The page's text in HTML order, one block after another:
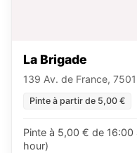
La Brigade
139 Av. de France,
Pinte à partir de 5,00 €
Pinte à 5,00 € de
hour)